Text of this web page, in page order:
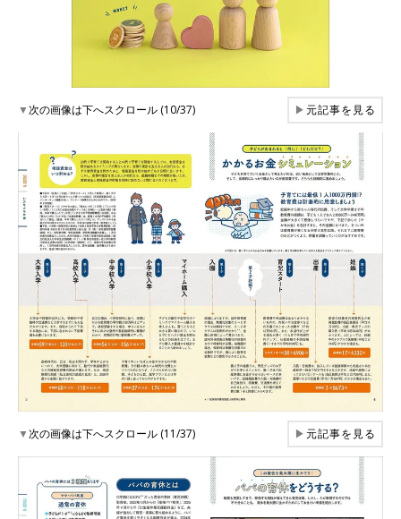
▼次の画像は下へスクロール (10/37) ▶元記事を見る
▼次の画像は下へスクロール (11/37) ▶元記事を見る